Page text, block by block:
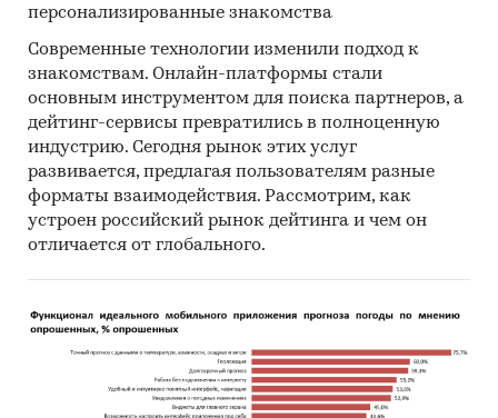
персонализированные знакомства
Современные технологии изменили подход к
знакомствам. Онлайн-платформы стали
основным инструментом для поиска партнеров, а
дейтинг-сервисы превратились в полноценную
индустрию. Сегодня рынок этих услуг
развивается, предлагая пользователям разные
форматы взаимодействия. Рассмотрим, как
устроен российский рынок дейтинга и чем он
отличается от глобального.